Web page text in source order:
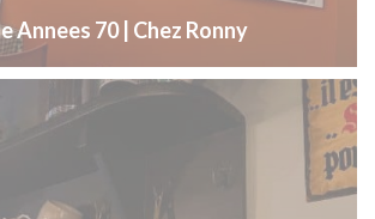
Annees 70 | Chez Ronny